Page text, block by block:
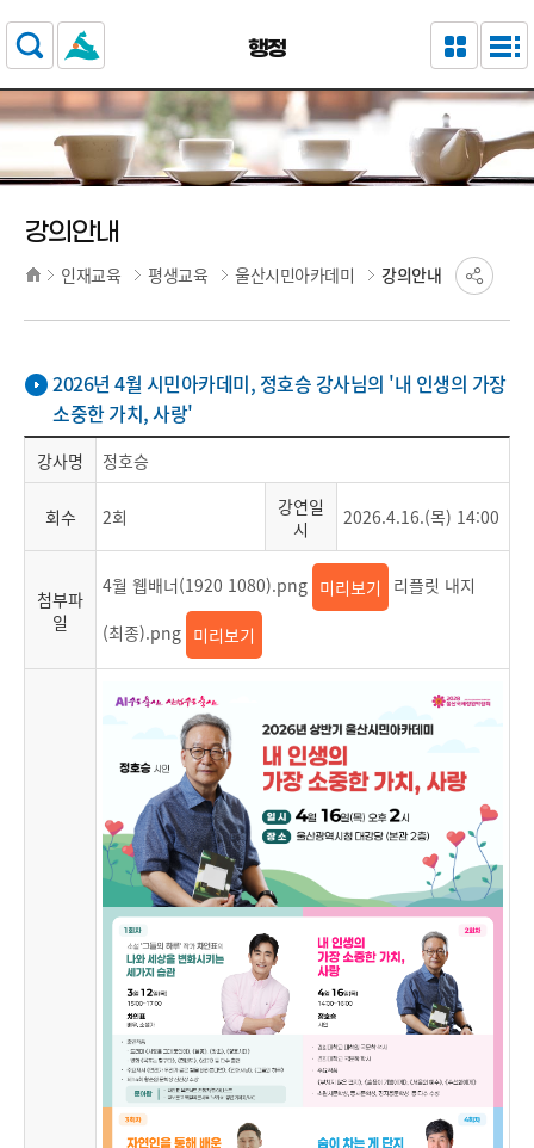
주요 메뉴로 건너뛰기
본문으로가기
행정
강의안내
인재교육 평생교육 울산시민아카데미 강의안내
2026년 4월 시민아카데미, 정호승 강사님의 '내 인생의 가장
소중한 가치, 사랑'
강사명 정호승
회수 2회
강연일
시
2026.4.16.(목) 14:00
첨부파
일
4월 웹배너(1920 1080).png 미리보기
리플릿 내지
(최종).png 미리보기